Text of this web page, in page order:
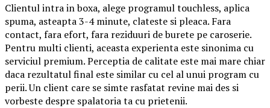
Clientul intra in boxa, alege programul touchless, aplica
spuma, asteapta 3-4 minute, clateste si pleaca. Fara
contact, fara efort, fara reziduuri de burete pe caroserie.
Pentru multi clienti, aceasta experienta este sinonima cu
serviciul premium. Perceptia de calitate este mai mare chiar
daca rezultatul final este similar cu cel al unui program cu
perii. Un client care se simte rasfatat revine mai des si
vorbeste despre spalatoria ta cu prietenii.